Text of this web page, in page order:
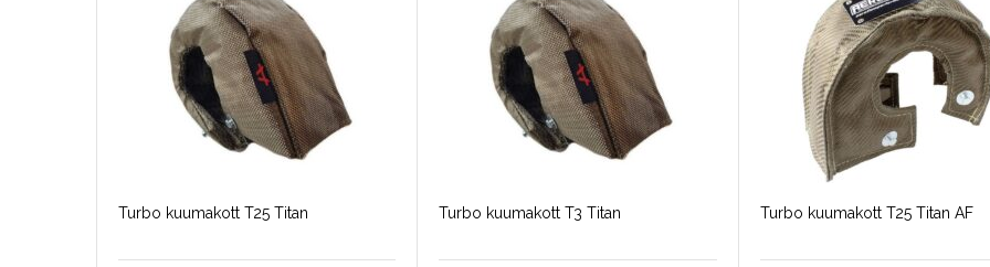
Turbo kuumakott T25 Titan Turbo kuumakott T3 Titan Turbo kuumakott T25 Titan AF